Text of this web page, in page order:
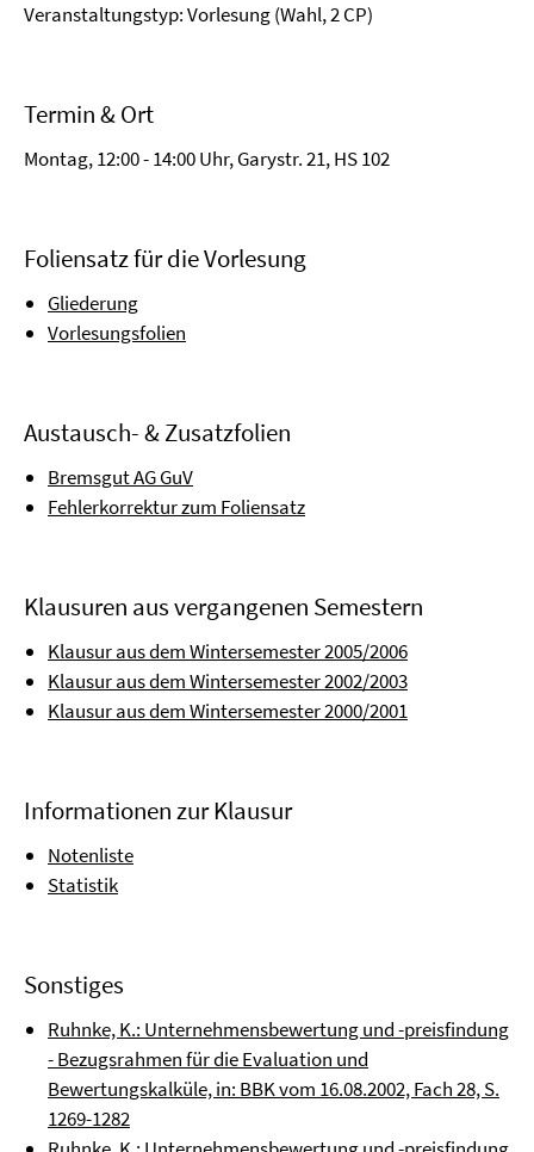
Veranstaltungstyp: Vorlesung (Wahl, 2 CP)
Termin & Ort
Montag, 12:00 - 14:00 Uhr, Garystr. 21, HS 102
Foliensatz für die Vorlesung
Gliederung
Vorlesungsfolien
Austausch- & Zusatzfolien
Bremsgut AG GuV
Fehlerkorrektur zum Foliensatz
Klausuren aus vergangenen Semestern
Klausur aus dem Wintersemester 2005/2006
Klausur aus dem Wintersemester 2002/2003
Klausur aus dem Wintersemester 2000/2001
Informationen zur Klausur
Notenliste
Statistik
Sonstiges
Ruhnke, K.: Unternehmensbewertung und -preisfindung
- Bezugsrahmen für die Evaluation und
Bewertungskalküle, in: BBK vom 16.08.2002, Fach 28, S.
1269-1282